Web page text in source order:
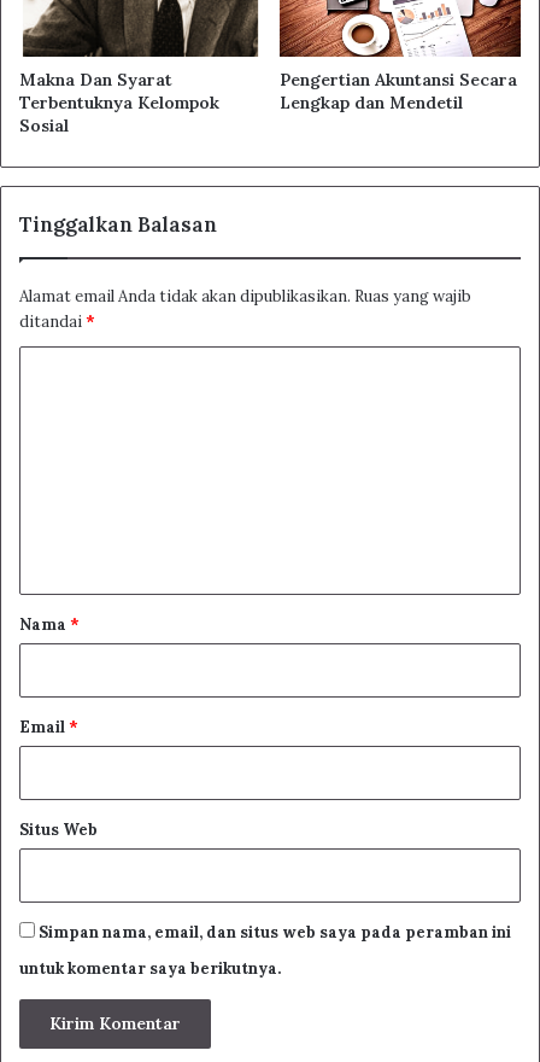
Makna Dan Syarat
Terbentuknya Kelompok
Sosial
Pengertian Akuntansi Secara
Lengkap dan Mendetil
Tinggalkan Balasan
Alamat email Anda tidak akan dipublikasikan. Ruas yang wajib
ditandai*
r
Nama *
Email*
Situs Web
Simpan nama, email, dan situs web saya pada peramban ini
untuk komentar saya berikutnya.